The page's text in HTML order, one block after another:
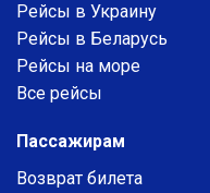
Рейсы в Украину
Рейсы в Беларусь
Рейсы на море
Все рейсы
Пассажирам
Возврат билета